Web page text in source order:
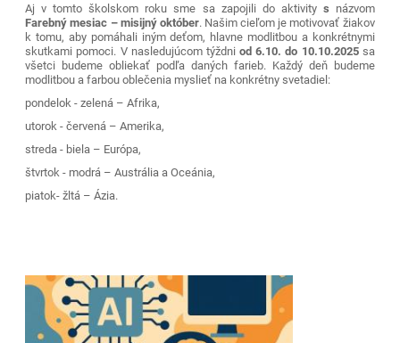
Aj v tomto školskom roku sme sa zapojili do aktivitys názvom
Farebný mesiac – misijný október. Našim cieľom je motivovať žiakov
k tomu, aby pomáhali iným deťom, hlavne modlitbou a konkrétnymi
skutkami pomoci. V nasledujúcom týždniod 6.10. do 10.10.2025sa
všetci budeme obliekať podľa daných farieb. Každý deň budeme
modlitbou a farbou oblečenia myslieť na konkrétny svetadiel:
pondelok - zelená – Afrika,
utorok - červená – Amerika,
streda - biela – Európa,
štvrtok - modrá – Austrália a Oceánia,
piatok- žltá – Ázia.